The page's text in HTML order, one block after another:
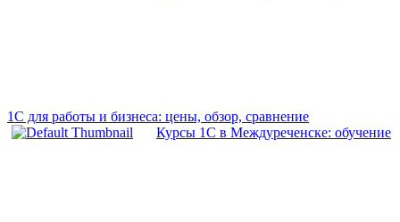
1С для работы и бизнеса: цены, обзор, сравнение
Курсы 1С в Междуреченске: обучение